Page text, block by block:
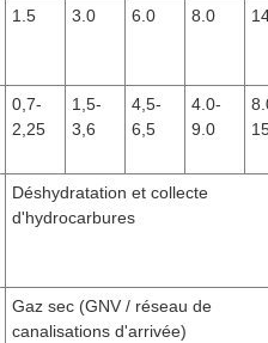
1.5 3.0 6.0 8.0
0,7-
2,25
1,5-
3,6
4,5-
6,5
4.0-
9.0
Déshydratation et collecte
d'hydrocarbures
Gaz sec (GNV / réseau de
canalisations d'arrivée)